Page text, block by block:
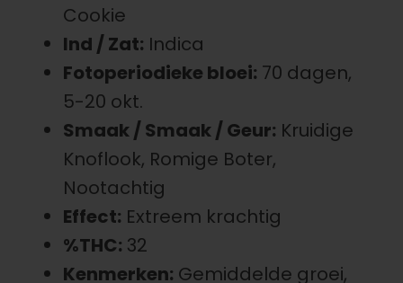
Cookie
Ind / Zat: Indica
Fotoperiodieke bloei: 70 dagen,
5-20 okt.
Smaak / Smaak / Geur: Kruidige
Knoflook, Romige Boter,
Nootachtig
Effect: Extreem krachtig
%THC: 32
Kenmerken: Gemiddelde groei,